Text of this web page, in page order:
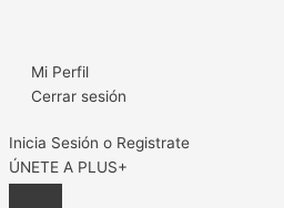
Mi Perfil
Cerrar sesión
Inicia Sesión o Registrate
ÚNETE A PLUS+